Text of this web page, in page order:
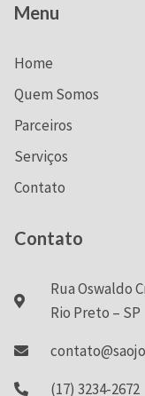
Menu
Home
Quem Somos
Parceiros
Serviços
Contato
Contato
Rua Oswaldo
Rio Preto – SP
(17) 3234-2672